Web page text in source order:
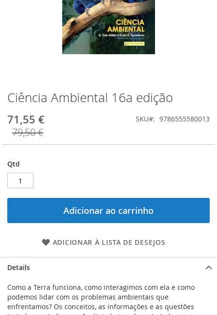
Ciência Ambiental 16a edição
71,55 €
79,50 €
SKU 9786555580013
Qtd
Adicionar ao carrinho
ADICIONAR À LISTA DE DESEJOS
Saltar
para
o
início
da
Galeria
imagens
Details
Como a Terra funciona, como interagimos com ela e como
podemos lidar com os problemas ambientais que
enfrentamos? Os conceitos, as informações e as questões